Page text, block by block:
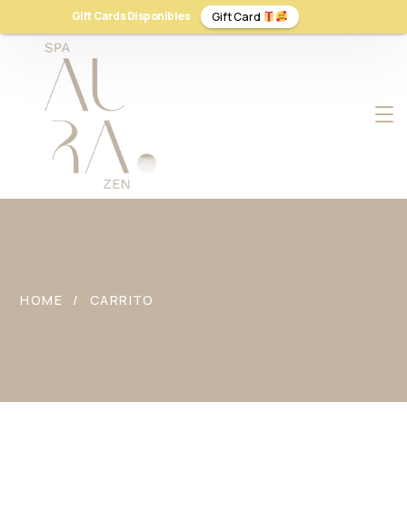
HOME CARRITO
Gift Cards Disponibles Gift Card